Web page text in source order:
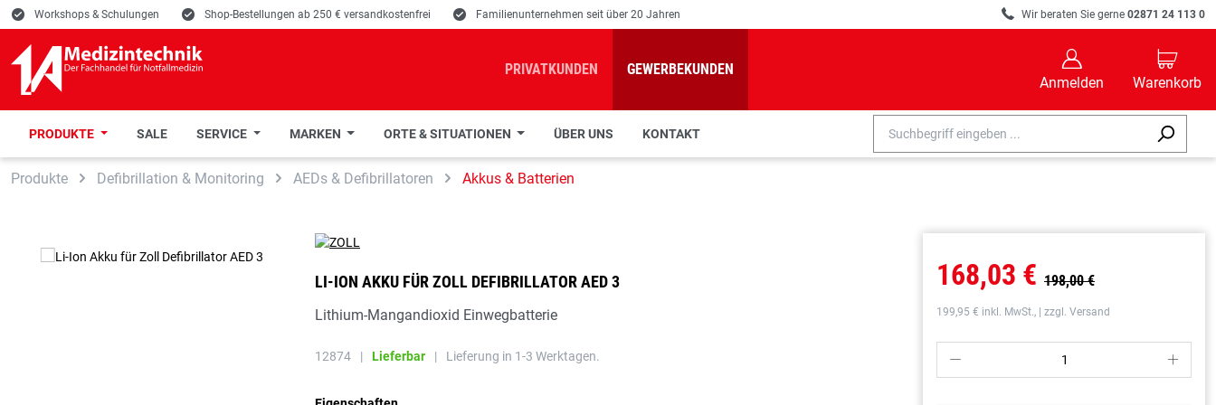
Zur Suche springen
Zur Hauptnavigation springen
E Workshops & Schulungen E Shop-Bestellungen ab 250 € versandkostenfrei E Familienunternehmen seit über 20 Jahren R Wir beraten Sie gerne 02871 24 113 0
PRIVATKUNDEN GEWERBEKUNDEN
B
Anmelden
C
Warenkorb
PRODUKTE SALE SERVICE MARKEN ORTE & SITUATIONEN ÜBER UNS KONTAKT
Produkte Defibrillation & Monitoring AEDs & Defibrillatoren Akkus & Batterien
LI-ION AKKU FÜR ZOLL DEFIBRILLATOR AED 3
Lithium-Mangandioxid Einwegbatterie
12874 | Lieferbar | Lieferung in 1-3 Werktagen.
168,03 € 198,00 €
199,95 € inkl. MwSt., | zzgl. Versand
P S